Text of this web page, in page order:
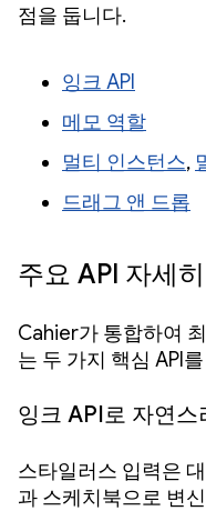
점을 둡니다.
잉크 API
메모 역할
멀티 인스턴스,
드래그 앤 드롭
주요 API 자세
Cahier가 통합하여
는 두 가지 핵심 API
잉크 API로 자연스
스타일러스 입력은
과 스케치북으로 변